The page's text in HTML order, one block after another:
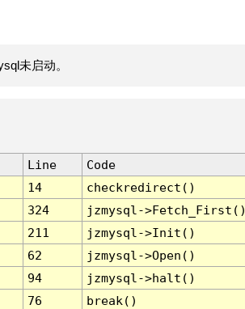
未启动。
Line
Code
14
checkredirect()
324
jzmysql-
211
jzmysql->Init()
62
jzmysql->Open()
94
jzmysql->halt()
76 break()